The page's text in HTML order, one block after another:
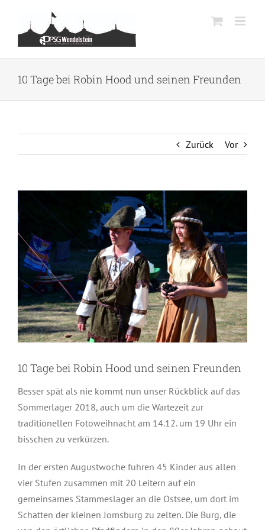
springen
10 Tage bei Robin Hood und seinen Freunden
Zurück Vor
grösseres
Bild
10 Tage bei Robin Hood und seinen Freunden
Besser spät als nie kommt nun unser Rückblick auf das
Sommerlager 2018, auch um die Wartezeit zur
traditionellen Fotoweihnacht am 14.12. um 19 Uhr ein
bisschen zu verkürzen.
In der ersten Augustwoche fuhren 45 Kinder aus allen
vier Stufen zusammen mit 20 Leitern auf ein
gemeinsames Stammeslager an die Ostsee, um dort im
Schatten der kleinen Jomsburg zu zelten. Die Burg, die